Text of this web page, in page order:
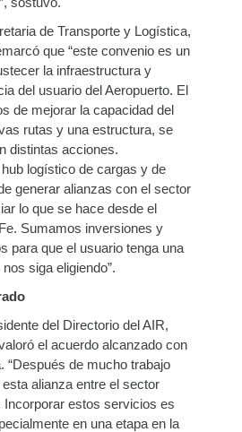
de Transporte y Logística,
que “este convenio es un
la infraestructura y
del usuario del Aeropuerto. El
de mejorar la capacidad del
rutas y una estructura, se
distintas acciones.
logístico de cargas y de
generar alianzas con el sector
lo que se hace desde el
Sumamos inversiones y
para que el usuario tenga una
siga eligiendo”.
del Directorio del AIR,
el acuerdo alcanzado con
“Después de mucho trabajo
alianza entre el sector
Incorporar estos servicios es
en una etapa en la